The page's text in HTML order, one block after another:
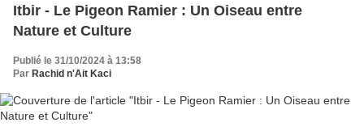
Itbir - Le Pigeon Ramier : Un Oiseau entre
Nature et Culture
Publié le 31/10/2024 à 13:58
Par Rachid n'Ait Kaci